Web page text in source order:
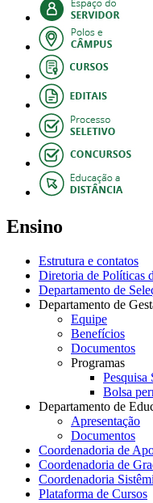
Ensino
Estrutura e contatos
Diretoria de Políticas
Departamento de
Departamento de
Equipe
Benefícios
Documentos
Programas
Pesquisa
Bolsa
Departamento de
Apresentação
Documentos
Coordenadoria de
Coordenadoria de
Coordenadoria
Plataforma de Cursos